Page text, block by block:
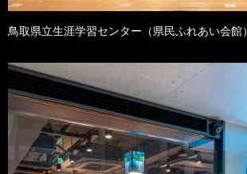
鳥取県立生涯学習センター（県民ふれあい会館）